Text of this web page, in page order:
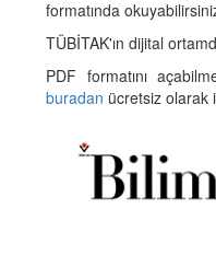
formatında
TÜBİTAK'ın dijital
PDF formatını
buradan ücretsiz olarak